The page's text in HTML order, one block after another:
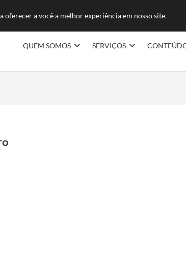
QUEM SOMOS SERVIÇOS
oferecer a você a melhor experiência em nosso site.